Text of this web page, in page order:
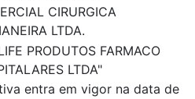
CIRURGICA
LTDA.
PRODUTOS FARMACO
LTDA"
entra em vigor na data de